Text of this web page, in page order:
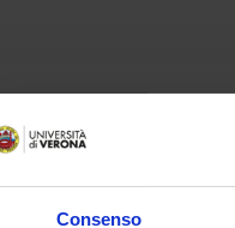
Consenso